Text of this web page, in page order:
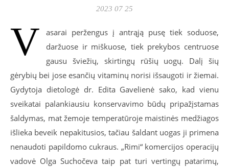
2023 07 25
V
asarai peržengus į antrąją pusę tiek soduose,
daržuose ir miškuose, tiek prekybos centruose
gausu šviežių, skirtingų rūšių uogų. Dalį šių
gėrybių bei jose esančių vitaminų norisi išsaugoti ir žiemai.
Gydytoja dietologė dr. Edita Gavelienė sako, kad vienu
sveikatai palankiausiu konservavimo būdų pripažįstamas
šaldymas, mat žemoje temperatūroje maistinės medžiagos
išlieka beveik nepakitusios, tačiau šaldant uogas ji primena
nenaudoti papildomo cukraus. „Rimi“ komercijos operacijų
vadovė Olga Suchočeva taip pat turi vertingų patarimų,